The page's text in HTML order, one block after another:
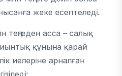
жеке есептеледі.
асса – салық
құнына қарай
иелеріне арналған